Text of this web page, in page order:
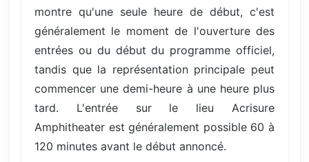
montre qu'une seule heure de début, c'est
généralement le moment de l'ouverture des
entrées ou du début du programme officiel,
tandis que la représentation principale peut
commencer une demi-heure à une heure plus
tard. L'entrée sur le lieu Acrisure
Amphitheater est généralement possible 60 à
120 minutes avant le début annoncé.